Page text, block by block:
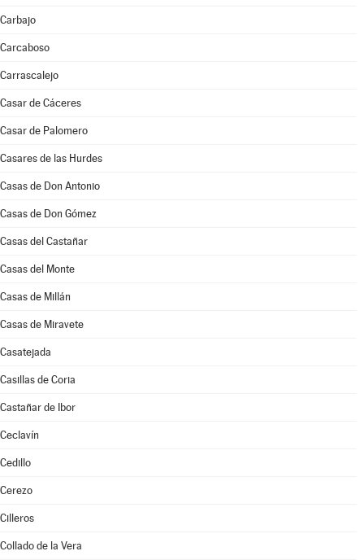
Carbajo
Carcaboso
Carrascalejo
Casar de Cáceres
Casar de Palomero
Casares de las Hurdes
Casas de Don Antonio
Casas de Don Gómez
Casas del Castañar
Casas del Monte
Casas de Millán
Casas de Miravete
Casatejada
Casillas de Coria
Castañar de Ibor
Ceclavín
Cedillo
Cerezo
Cilleros
Collado de la Vera